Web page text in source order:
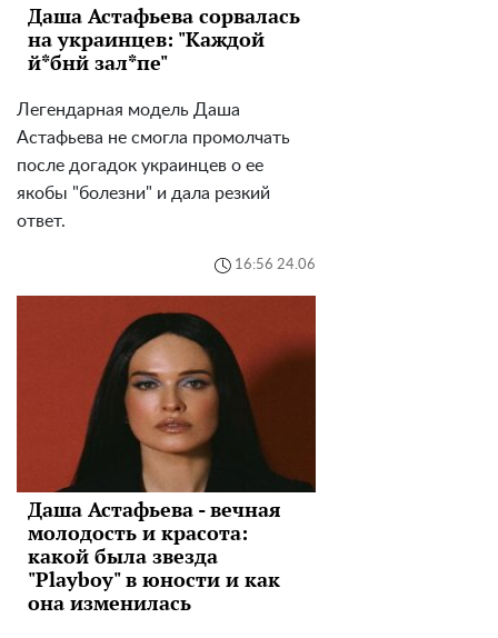
Даша Астафьева сорвалась
на украинцев: "Каждой
й*бнй зал*пе"
Легендарная модель Даша
Астафьева не смогла промолчать
после догадок украинцев о ее
якобы "болезни" и дала резкий
ответ.
16:56 24.06
Даша Астафьева - вечная
молодость и красота:
какой была звезда
"Playboy" в юности и как
она изменилась